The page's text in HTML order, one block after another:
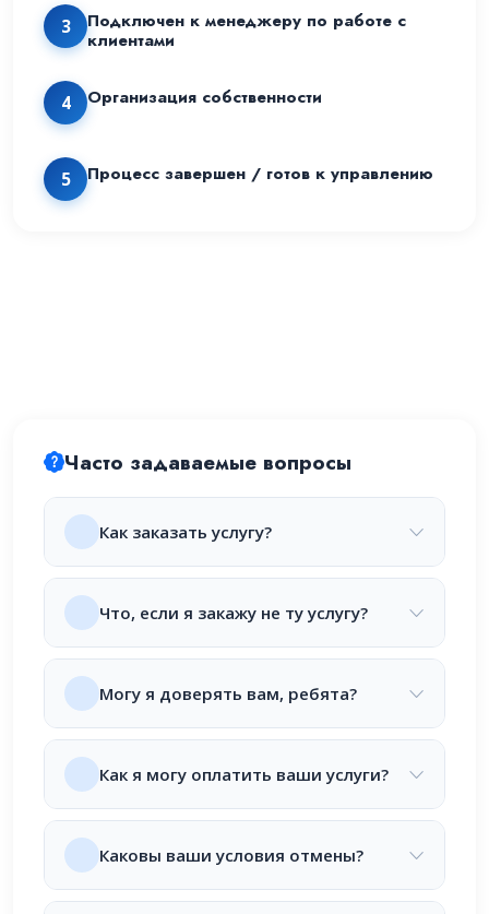
3
Подключен к менеджеру по работе с
клиентами
4 Организация собственности
5 Процесс завершен / готов к управлению
Часто задаваемые вопросы
Как заказать услугу?
Что, если я закажу не ту услугу?
Могу я доверять вам, ребята?
Как я могу оплатить ваши услуги?
Каковы ваши условия отмены?